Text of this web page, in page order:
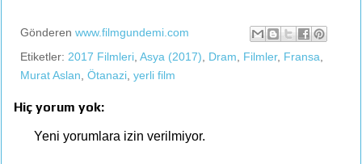
Gönderen www.filmgundemi.com
Etiketler: 2017 Filmleri Asya (2017) Dram Filmler, Fransa
Murat Aslan Ötanazi yerli film
Hiç yorum yok:
Yeni yorumlara izin verilmiyor.